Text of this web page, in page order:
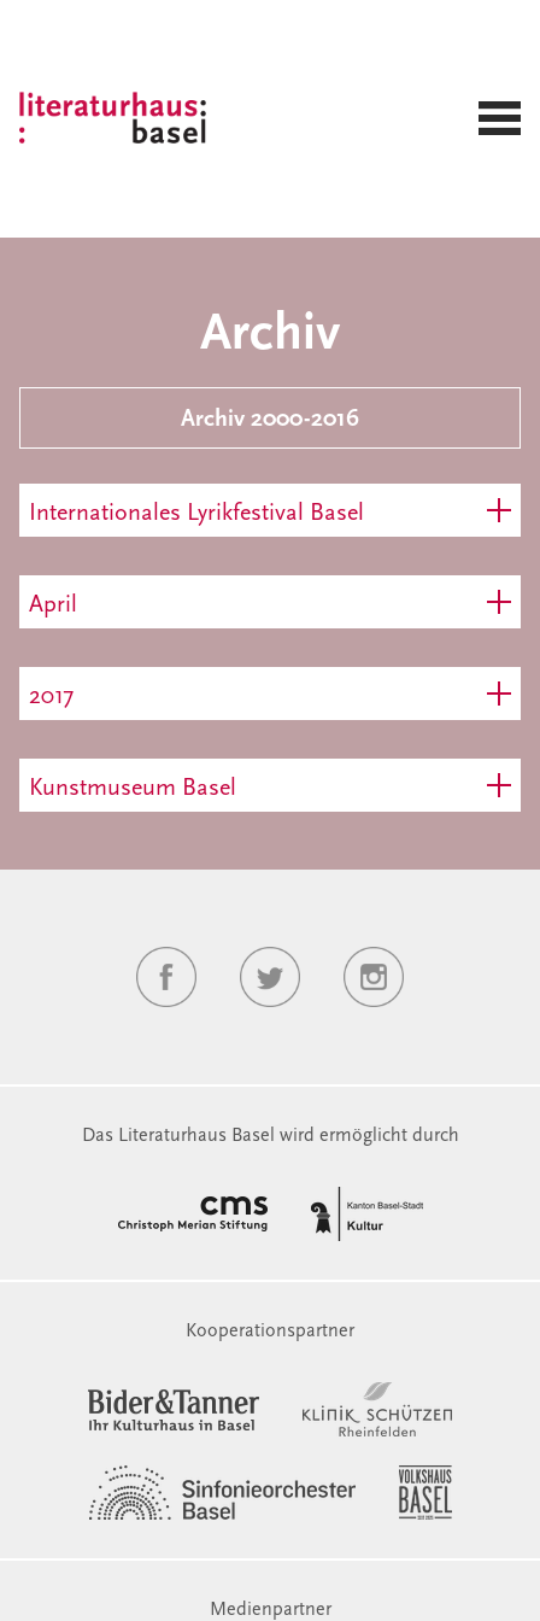
Archiv
Archiv 2000-2016
Internationales Lyrikfestival Basel
April
2017
Kunstmuseum Basel
Das Literaturhaus Basel wird ermöglicht durch
Kooperationspartner
Medienpartner